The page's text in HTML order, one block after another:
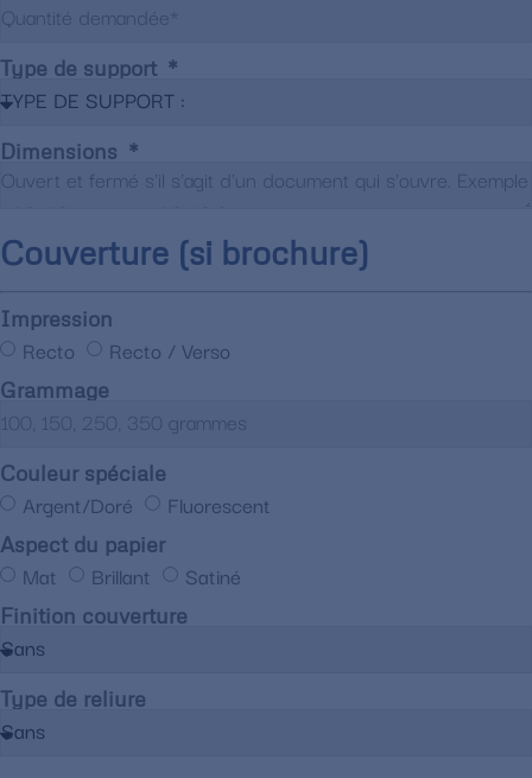
Type de support
Dimensions
Couverture (si brochure)
Impression
Recto Recto / Verso
Grammage
Couleur spéciale
Argent/Doré Fluorescent
Aspect du papier
Mat Brillant Satiné
Finition couverture
Type de reliure